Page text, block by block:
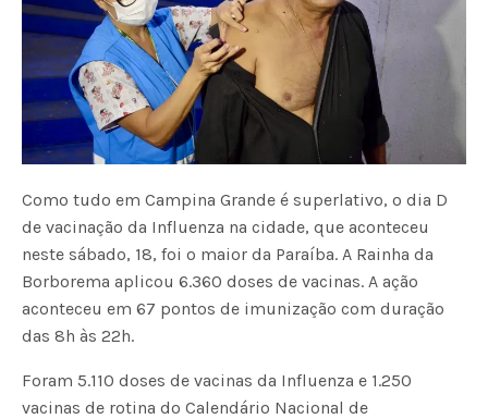
Como tudo em Campina Grande é superlativo, o dia D
de vacinação da Influenza na cidade, que aconteceu
neste sábado, 18, foi o maior da Paraíba. A Rainha da
Borborema aplicou 6.360 doses de vacinas. A ação
aconteceu em 67 pontos de imunização com duração
das 8h às 22h.
Foram 5.110 doses de vacinas da Influenza e 1.250
vacinas de rotina do Calendário Nacional de